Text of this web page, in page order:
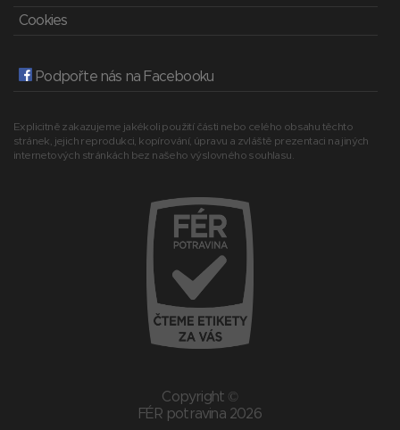
Cookies
Podpořte nás na Facebooku
Explicitně zakazujeme jakékoli použití části nebo celého obsahu těchto
stránek, jejich reprodukci, kopírování, úpravu a zvláště prezentaci na jiných
internetových stránkách bez našeho výslovného souhlasu.
Copyright ©
FÉR potravina 2026